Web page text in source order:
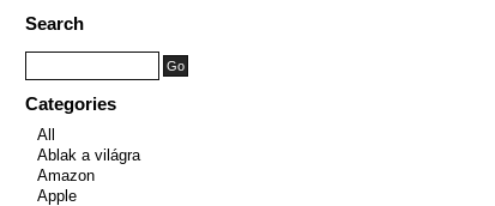
Search
Categories
All
Ablak a világra
Amazon
Apple